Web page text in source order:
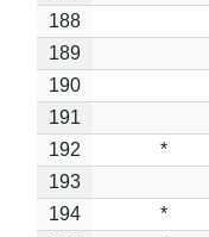
188
189
190
191
192
*
193
194
*